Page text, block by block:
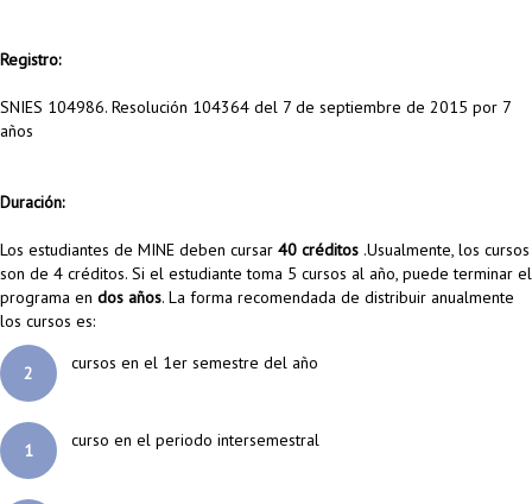
Registro:
SNIES 104986. Resolución 104364 del 7 de septiembre de 2015 por 7
años
Duración:
Los estudiantes de MINE deben cursar 40 créditos .Usualmente, los cursos
son de 4 créditos. Si el estudiante toma 5 cursos al año, puede terminar el
programa en dos años. La forma recomendada de distribuir anualmente
los cursos es:
2 cursos en el 1er semestre del año
1 curso en el periodo intersemestral